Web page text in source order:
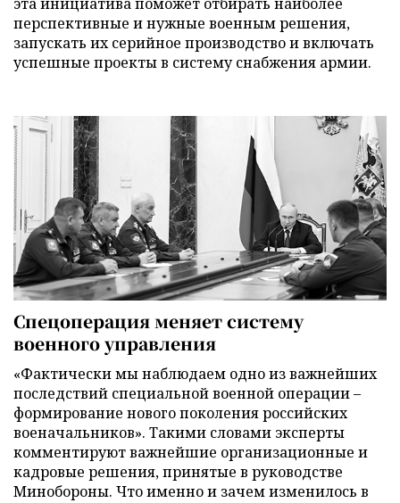
перспективные и нужные военным решения,
запускать их серийное производство и включать
успешные проекты в систему снабжения армии.
Спецоперация меняет систему
военного управления
«Фактически мы наблюдаем одно из важнейших
последствий специальной военной операции –
формирование нового поколения российских
военачальников». Такими словами эксперты
комментируют важнейшие организационные и
кадровые решения, принятые в руководстве
Минобороны. Что именно и зачем изменилось в